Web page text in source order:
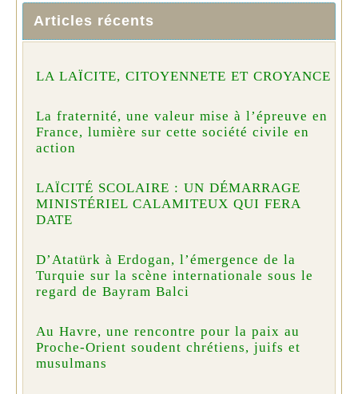
Articles récents
LA LAÏCITE, CITOYENNETE ET CROYANCE
La fraternité, une valeur mise à l’épreuve en
France, lumière sur cette société civile en
action
LAÏCITÉ SCOLAIRE : UN DÉMARRAGE
MINISTÉRIEL CALAMITEUX QUI FERA
DATE
D’Atatürk à Erdogan, l’émergence de la
Turquie sur la scène internationale sous le
regard de Bayram Balci
Au Havre, une rencontre pour la paix au
Proche-Orient soudent chrétiens, juifs et
musulmans